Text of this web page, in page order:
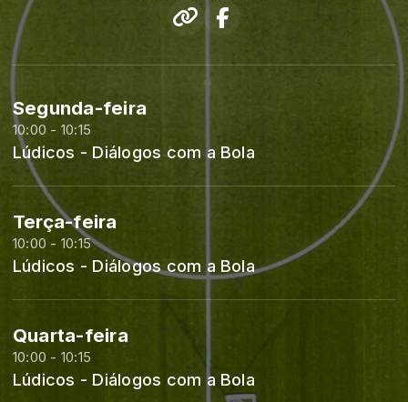
Segunda-feira
10:00 - 10:15
Lúdicos - Diálogos com a Bola
Terça-feira
10:00 - 10:15
Lúdicos - Diálogos com a Bola
Quarta-feira
10:00 - 10:15
Lúdicos - Diálogos com a Bola